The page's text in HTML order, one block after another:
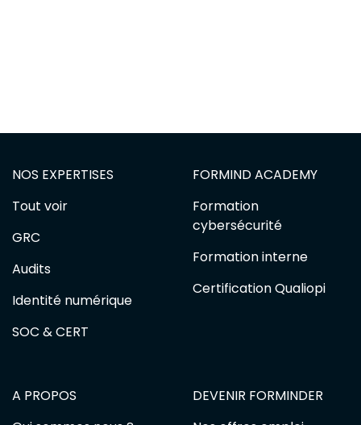
NOS EXPERTISES
Tout voir
GRC
Audits
Identité numérique
SOC & CERT
FORMIND ACADEMY
Formation
cybersécurité
Formation interne
Certification Qualiopi
A PROPOS
DEVENIR FORMINDER